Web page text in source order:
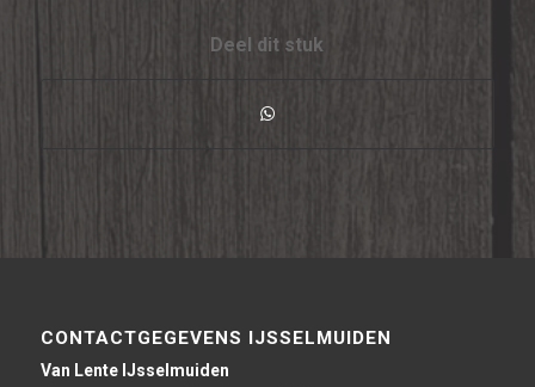
Deel dit stuk
CONTACTGEGEVENS IJSSELMUIDEN
Van Lente IJsselmuiden